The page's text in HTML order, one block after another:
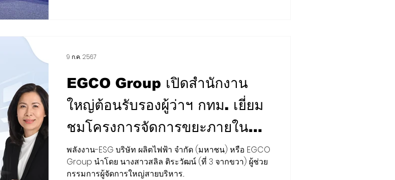
EGCO Group เปิดสำนักงาน
ใหญ่ต้อนรับรองผู้ว่าฯ กทม. เยี่ยม
ชมโครงการจัดการขยะภายใน
องค์กร “EGCO Ecosystem”
พลังงาน-ESG บริษัท ผลิตไฟฟ้า จำกัด (มหาชน) หรือ EGCO
Group นำโดย นางสาวสลิล ติระวัฒน์ (ที่ 3 จากขวา) ผู้ช่วย
กรรมการผู้จัดการใหญ่สายบริหาร...
9 ก.ค. 2567